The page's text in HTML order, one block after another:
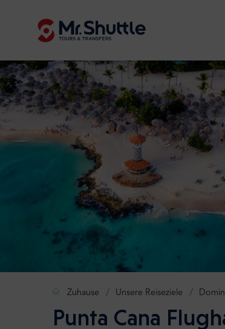
Zuhause Unsere Reiseziele
Punta Cana